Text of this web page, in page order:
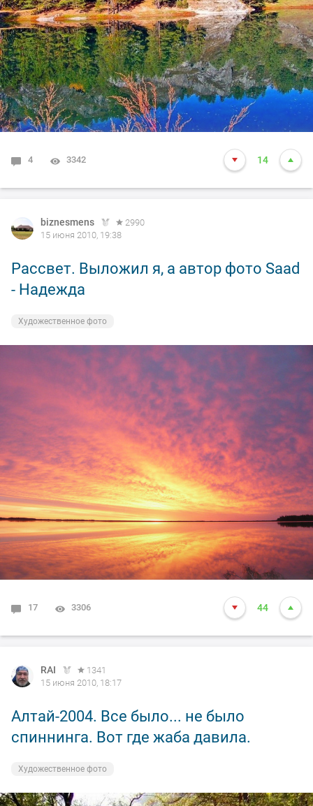
4 3342 14
biznesmens
2990
15 июня 2010, 19:38
Рассвет. Выложил я, а автор фото Saad
- Надежда
Художественное фото
17 3306 44
RAI
1341
15 июня 2010, 18:17
Алтай-2004. Все было... не было
спиннинга. Вот где жаба давила.
Художественное фото